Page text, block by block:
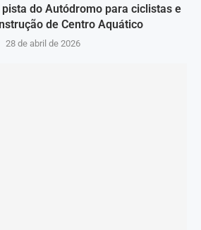
do Autódromo para ciclistas e
de Centro Aquático
28 de abril de 2026